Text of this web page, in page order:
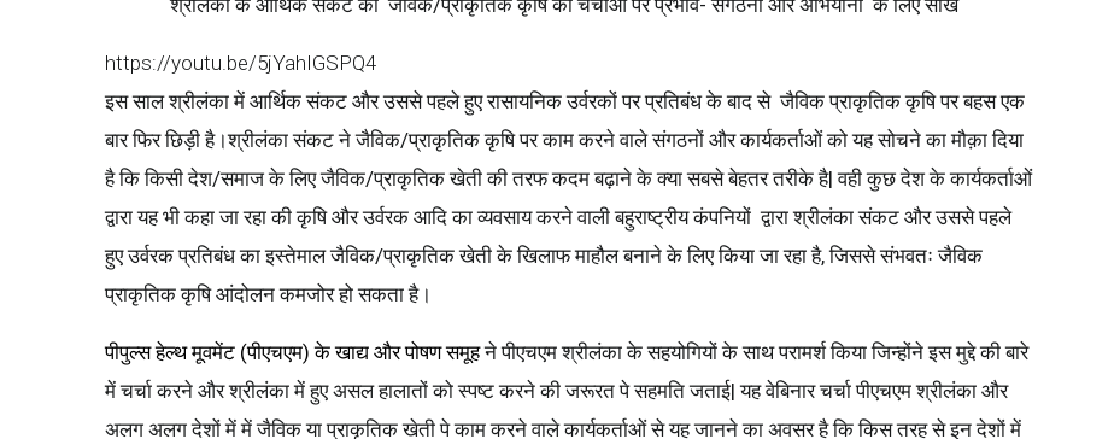
श्रीलंका के आर्थिक संकट का जैविक/प्राकृतिक कृषि की चर्चाओं पर प्रभाव-संगठनों और अभियानों के लिए सीख
https://youtu.be/5jYahIGSPQ4
इस साल श्रीलंका में आर्थिक संकट और उससे पहले हुए रासायनिक उर्वरकों पर प्रतिबंध के बाद से जैविक प्राकृतिक कृषि पर बहस एक
बार फिर छिड़ी है।श्रीलंका संकट ने जैविक/प्राकृतिक कृषि पर काम करने वाले संगठनों और कार्यकर्ताओं को यह सोचने का मौक़ा दिया
है कि किसी देश/समाज के लिए जैविक/प्राकृतिक खेती की तरफ कदम बढ़ाने के क्या सबसे बेहतर तरीके है| वही कुछ देश के कार्यकर्ताओं
द्वारा यह भी कहा जा रहा की कृषि और उर्वरक आदि का व्यवसाय करने वाली बहुराष्ट्रीय कंपनियों द्वारा श्रीलंका संकट और उससे पहले
हुए उर्वरक प्रतिबंध का इस्तेमाल जैविक/प्राकृतिक खेती के खिलाफ माहौल बनाने के लिए किया जा रहा है, जिससे संभवतः जैविक
प्राकृतिक कृषि आंदोलन कमजोर हो सकता है।
पीपुल्स हेल्थ मूवमेंट (पीएचएम) के खाद्य और पोषण समूहने पीएचएम श्रीलंका के सहयोगियों के साथ परामर्श किया जिन्होंने इस मुद्दे की बारे
में चर्चा करने और श्रीलंका में हुए असल हालातों को स्पष्ट करने की जरूरत पे सहमति जताई| यह वेबिनार चर्चा पीएचएम श्रीलंका और
अलग अलग देशों में में जैविक या प्राकृतिक खेती पे काम करने वाले कार्यकर्ताओं से यह जानने का अवसर है कि किस तरह से इन देशों में